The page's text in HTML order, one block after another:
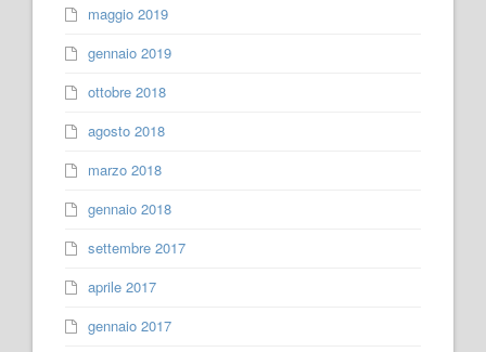
maggio 2019
gennaio 2019
ottobre 2018
agosto 2018
marzo 2018
gennaio 2018
settembre 2017
aprile 2017
gennaio 2017